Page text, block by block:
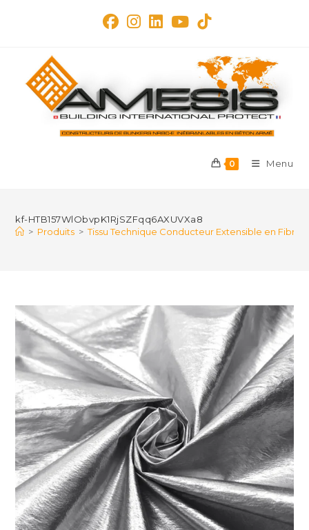
0 Menu
kf-HTB157WlObvpK1RjSZFqq6AXUVXa8
> Produits > Tissu Technique Conducteur Extensible en Fibre